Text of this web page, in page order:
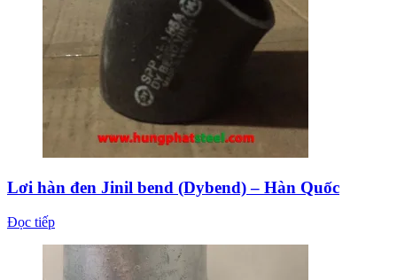
Lơi hàn đen Jinil bend (Dybend) – Hàn Quốc
Đọc tiếp